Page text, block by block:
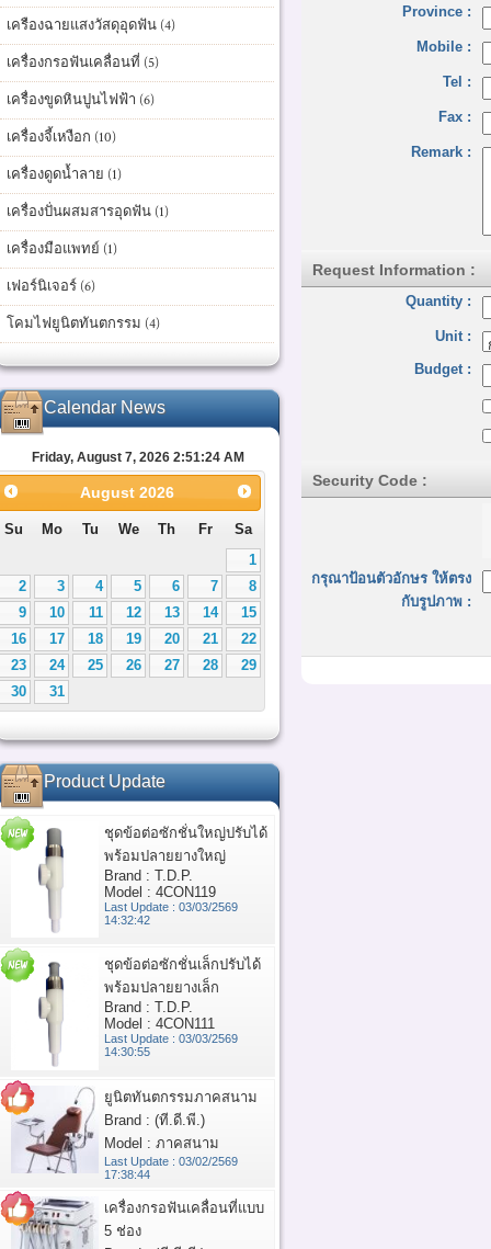
Province :
Mobile :
Tel :
Fax :
Remark :
Request Information :
Quantity :
Unit :
Budget :
Security Code :
กรุณาป้อนตัวอักษร ให้ตรง
กับรูปภาพ :
เครืองฉายแสงวัสดุอุดฟัน (4)
เครื่องกรอฟันเคลื่อนที่ (5)
เครื่องขูดหินปูนไฟฟ้า (6)
เครื่องจี้เหงือก (10)
เครื่องดูดน้ำลาย (1)
เครื่องปั่นผสมสารอุดฟัน (1)
เครื่องมือแพทย์ (1)
เฟอร์นิเจอร์ (6)
โคมไฟยูนิตทันตกรรม (4)
Calendar News
Friday, August 7, 2026 2:51:24 AM
August 2026
Su Mo Tu We Th Fr
Sa
1
2
3 4 5 6 7
8
9
10 11 12 13 14
15
16
17 18 19 20 21
22
23
24 25 26 27 28
29
30
31
Product Update
ชุดข้อต่อซักชั่นใหญ่ปรับได้
พร้อมปลายยางใหญ่
Brand : T.D.P.
Model : 4CON119
Last Update : 03/03/2569
14:32:42
ชุดข้อต่อซักชั่นเล็กปรับได้
พร้อมปลายยางเล็ก
Brand : T.D.P.
Model : 4CON111
Last Update : 03/03/2569
14:30:55
ยูนิตทันตกรรมภาคสนาม
Brand : (ที.ดี.พี.)
Model : ภาคสนาม
Last Update : 03/02/2569
17:38:44
เครื่องกรอฟันเคลื่อนที่แบบ
5 ช่อง